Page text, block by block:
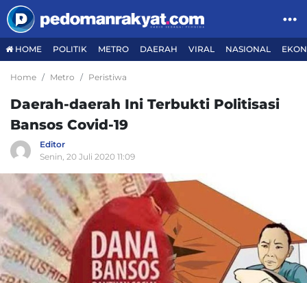
HOME POLITIK METRO DAERAH VIRAL NASIONAL
Home Metro Peristiwa
Daerah-daerah Ini Terbukti Politisasi
Bansos Covid-19
Editor
Senin, 20 Juli 2020 11:09